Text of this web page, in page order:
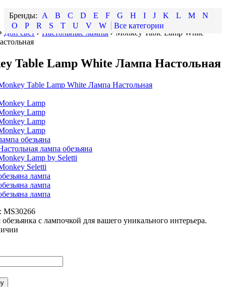
A B C D E F G H I J K L M
N
O
P R S T U V W
Все категории
Доп свет
Настольные лампы
Monkey Table Lamp White
Table Lamp White Лампа Настольная
MS30266
обезьянка с лампочкой для вашего уникального интерьера.